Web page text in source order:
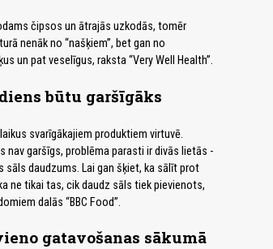
čipsos un ātrajās uzkodās, tomēr
nenāk no “našķiem”, bet gan no
un pat veselīgus, raksta “Very Well Health”.
būtu garšīgāks
svarīgākajiem produktiem virtuvē.
nav garšīgs, problēma parasti ir divās lietās -
daudzums. Lai gan šķiet, ka sālīt prot
ne tikai tas, cik daudz sāls tiek pievienots,
dalās “BBC Food”.
gatavošanas sākumā